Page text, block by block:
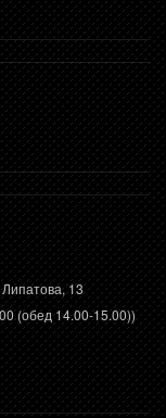
13
(обед 14.00-15.00))